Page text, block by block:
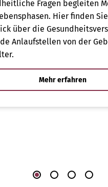
Fragen begleiten
Hier finden
über die
Anlaufstellen von der
Mehr erfahren